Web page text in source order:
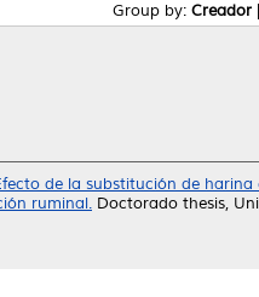
Group by: Creador
de la substitución de
ruminal. Doctorado thesis,